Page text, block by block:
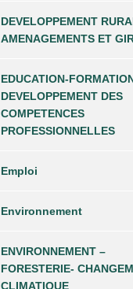
DEVELOPPEMENT
AMENAGEMENTS ET
EDUCATION-
DEVELOPPEMENT DES
COMPETENCES
PROFESSIONNELLES
Emploi
Environnement
ENVIRONNEMENT –
FORESTERIE-
CLIMATIQUE